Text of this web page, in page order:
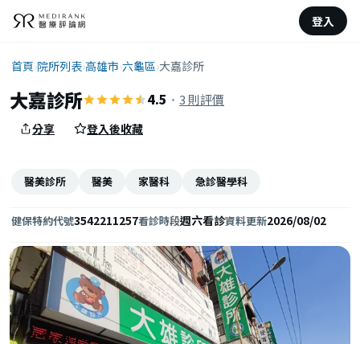
登入
首頁›院所列表›高雄市›六龜區›大嘉診所
大嘉診所 4.5 ·3 則評價
分享 登入後收藏
醫美診所 醫美 家醫科 急診醫學科
健保特約代號3542211257看診時段週六看診資料更新2026/08/02